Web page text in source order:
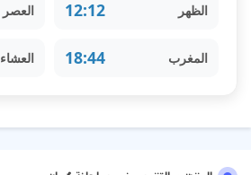
الظهر 12:12 العصر
المغرب 18:44 العشاء